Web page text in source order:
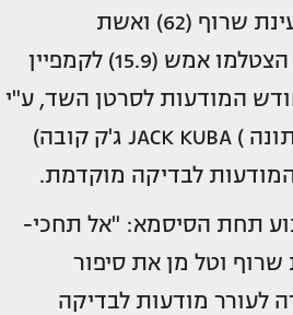
- הזמרת והשחקנית עינת שרוף (62) ואשת
התקשורת טל מן (51) הצטלמו אמש (15.9) לקמפיין
המודעות לסרטן השד, ע"י
מותג ההלבשה התחתונה ) JACK KUBA ג'ק קובה)
לבדיקה מוקדמת.
תחת הסיסמא: "אל תחכי-
וטל מן את סיפור
לעורר מודעות לבדיקה